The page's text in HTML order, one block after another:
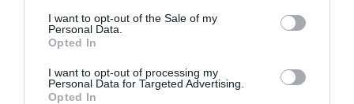
consent section.
I want to opt-out of the Sale of my
Personal Data.
Opted In
I want to opt-out of processing my
Personal Data for Targeted Advertising.
Opted In